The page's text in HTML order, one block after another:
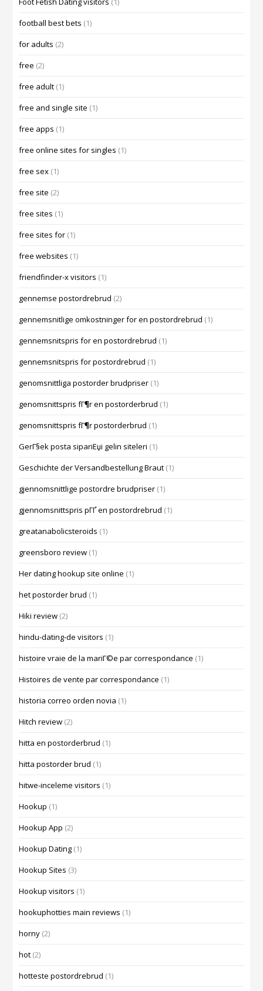
football best bets (1)
for adults (2)
free (2)
free adult (1)
free and single site (1)
free apps (1)
free online sites for singles (1)
free sex (1)
free site (2)
free sites (1)
free sites for (1)
free websites (1)
friendfinder-x visitors (1)
gennemse postordrebrud (2)
gennemsnitlige omkostninger for en postordrebrud (1)
gennemsnitspris for en postordrebrud (1)
gennemsnitspris for postordrebrud (1)
genomsnittliga postorder brudpriser (1)
genomsnittspris fГ¶r en postorderbrud (1)
genomsnittspris fГ¶r postorderbrud (1)
GerГ§ek posta sipariЕџi gelin siteleri (1)
Geschichte der Versandbestellung Braut (1)
gjennomsnittlige postordre brudpriser (1)
gjennomsnittspris pГҐ en postordrebrud (1)
greatanabolicsteroids (1)
greensboro review (1)
Her dating hookup site online (1)
het postorder brud (1)
Hiki review (2)
hindu-dating-de visitors (1)
histoire vraie de la mariГ©e par correspondance (1)
Histoires de vente par correspondance (1)
historia correo orden novia (1)
Hitch review (2)
hitta en postorderbrud (1)
hitta postorder brud (1)
hitwe-inceleme visitors (1)
Hookup (1)
Hookup App (2)
Hookup Dating (1)
Hookup Sites (3)
Hookup visitors (1)
hookuphotties main reviews (1)
horny (2)
hot (2)
hotteste postordrebrud (1)